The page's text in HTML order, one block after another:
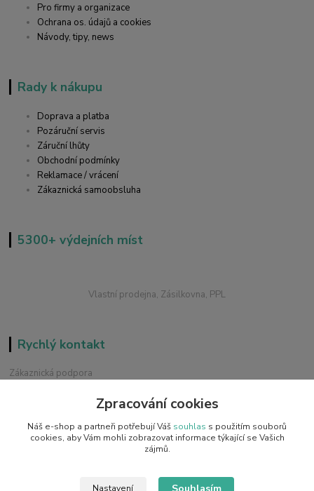
Pro firmy a organizace
Ochrana os. údajů a cookies
Návody, tipy, news
Rady k nákupu
Doprava a platba
Pozáruční servis
Záruční lhůty
Obchodní podmínky
Reklamace / vrácení
Zákaznická samoobsluha
5300+ výdejních míst
Vlastní prodejna, Zásilkovna, PPL
Rychlý kontakt
Zákaznická podpora
Chat / Online podpora - 24/7
info@emobilky.cz
Zpracování cookies
Náš e-shop a partneři potřebují Váš souhlas s použitím souborů
cookies, aby Vám mohli zobrazovat informace týkající se Vašich
zájmů.
Nastavení